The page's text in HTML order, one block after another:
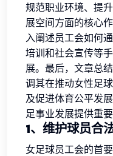
规范职业环境、提
展空间方面的核心
入阐述员工会如何
培训和社会宣传等
展。最后，文章总
调其在推动女性足
及促进体育公平发
足事业发展提供重
1、维护球员合
女足球员工会的首